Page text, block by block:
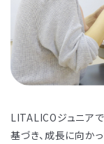
LITALICOジュニア
基づき、成長に向か